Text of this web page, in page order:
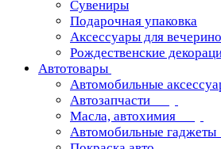
Сувениры
Подарочная упаковка
Аксессуары для
Рождественские
Автотовары
Автомобильные
Автозапчасти
Масла, автохимия
Автомобильные гаджеты